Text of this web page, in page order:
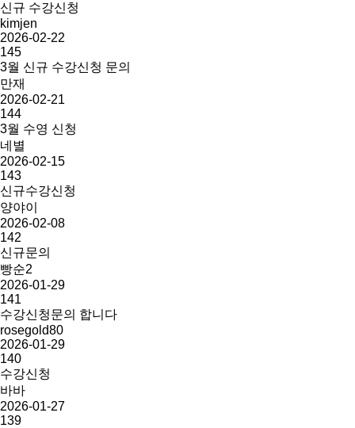
신규 수강신청
kimjen
2026-02-22
145
3월 신규 수강신청 문의
만재
2026-02-21
144
3월 수영 신청
네별
2026-02-15
143
신규수강신청
양야이
2026-02-08
142
신규문의
빵순2
2026-01-29
141
수강신청문의 합니다
rosegold80
2026-01-29
140
수강신청
바바
2026-01-27
139